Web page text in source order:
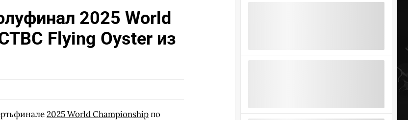
2025 World
Flying Oyster из
2025 World Championshipпо